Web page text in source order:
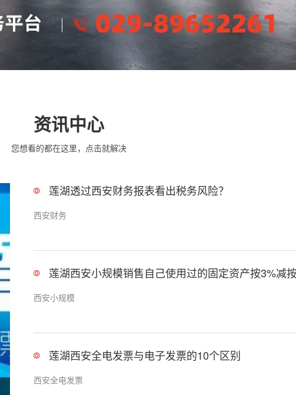
资讯中心
您想看的都在这里，点击就解决
莲湖透过西安财务报表看出税务风险？
西安财务
西安小规模
莲湖西安全电发票与电子发票的10个区别
西安全电发票